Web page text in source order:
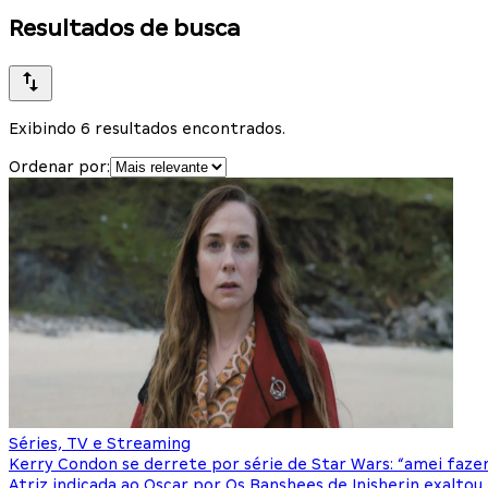
Resultados de busca
Exibindo 6 resultados encontrados.
Ordenar por:
Séries, TV e Streaming
Kerry Condon se derrete por série de Star Wars: “amei